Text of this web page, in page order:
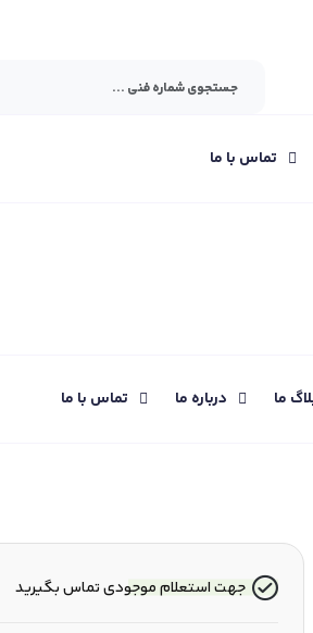
تماس با ما
ما درباره ما تماس با ما
جهت استعلام موجودی تماس بگیرید